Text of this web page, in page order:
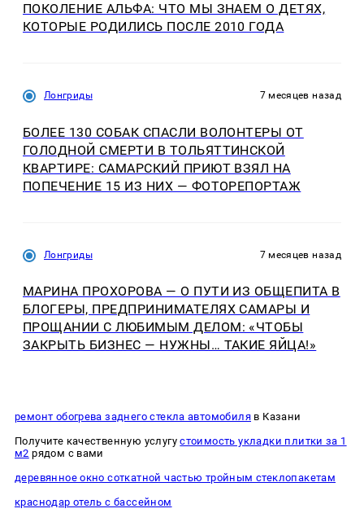
ПОКОЛЕНИЕ АЛЬФА: ЧТО МЫ ЗНАЕМ О ДЕТЯХ,
КОТОРЫЕ РОДИЛИСЬ ПОСЛЕ 2010 ГОДА
Лонгриды 7 месяцев назад
БОЛЕЕ 130 СОБАК СПАСЛИ ВОЛОНТЕРЫ ОТ
ГОЛОДНОЙ СМЕРТИ В ТОЛЬЯТТИНСКОЙ
КВАРТИРЕ: САМАРСКИЙ ПРИЮТ ВЗЯЛ НА
ПОПЕЧЕНИЕ 15 ИЗ НИХ — ФОТОРЕПОРТАЖ
Лонгриды 7 месяцев назад
МАРИНА ПРОХОРОВА — О ПУТИ ИЗ ОБЩЕПИТА В
БЛОГЕРЫ, ПРЕДПРИНИМАТЕЛЯХ САМАРЫ И
ПРОЩАНИИ С ЛЮБИМЫМ ДЕЛОМ: «ЧТОБЫ
ЗАКРЫТЬ БИЗНЕС — НУЖНЫ… ТАКИЕ ЯЙЦА!»
ремонт обогрева заднего стекла автомобиля в Казани
Получите качественную услугустоимость укладки плитки за 1
м2 рядом с вами
деревянное окно соткатной частью тройным стеклопакетам
краснодар отель с бассейном